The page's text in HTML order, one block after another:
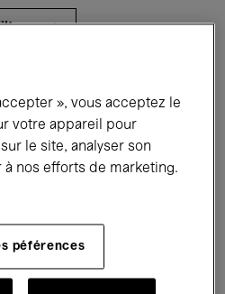
Performances
Jazz
», vous acceptez le
votre appareil pour
le site, analyser son
nos efforts de marketing.
péférences